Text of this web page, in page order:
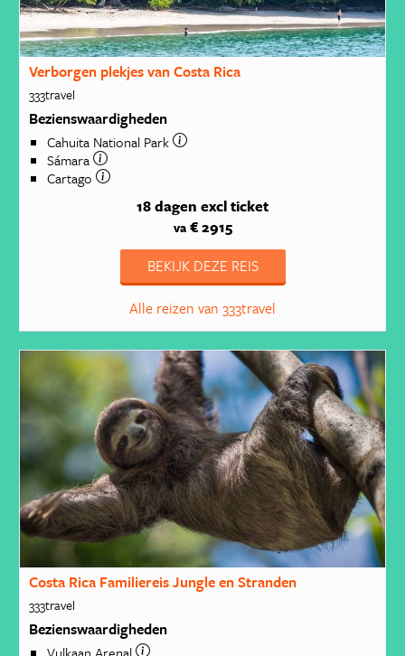
Verborgen plekjes van Costa Rica
333travel
Bezienswaardigheden
Cahuita National Park
Sámara
Cartago
18 dagen excl ticket
va€ 2915
BEKIJK DEZE REIS
Alle reizen van 333travel
Costa Rica Familiereis Jungle en Stranden
333travel
Bezienswaardigheden
Vulkaan Arenal